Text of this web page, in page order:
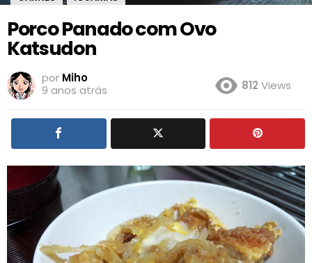
Porco Panado com Ovo
Katsudon
por Miho
9 anos atrás
812 Views